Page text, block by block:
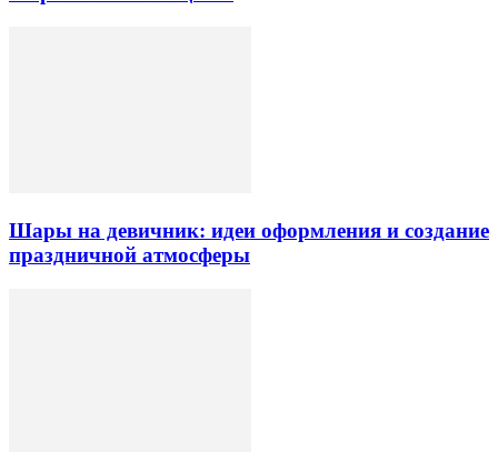
Шары на девичник: идеи оформления и создание
праздничной атмосферы